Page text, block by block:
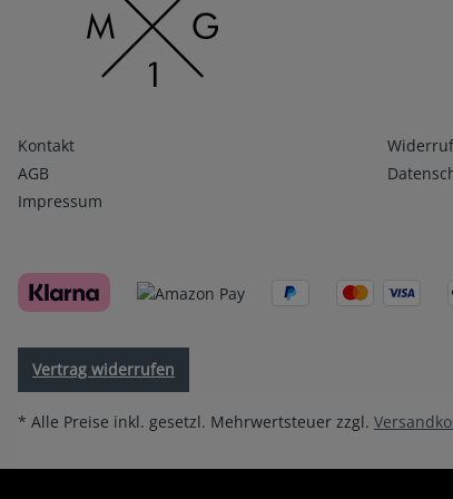
Infos 1
Kontakt
AGB
Impressum
Infos 2
Vertrag widerrufen
* Alle Preise inkl. gesetzl. Mehrwertsteuer zzgl.